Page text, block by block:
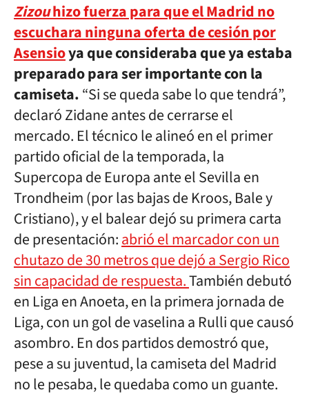
Zizouhizo fuerza para que el Madrid no
escuchara ninguna oferta de cesión por
Asensioya que consideraba que ya estaba
preparado para ser importante con la
camiseta.“Si se queda sabe lo que tendrá”,
declaró Zidane antes de cerrarse el
mercado. El técnico le alineó en el primer
partido oficial de la temporada, la
Supercopa de Europa ante el Sevilla en
Trondheim (por las bajas de Kroos, Bale y
Cristiano), y el balear dejó su primera carta
de presentación:abrió el marcador con un
chutazo de 30 metros que dejó a Sergio Rico
sin capacidad de respuesta.También debutó
en Liga en Anoeta, en la primera jornada de
Liga, con un gol de vaselina a Rulli que causó
asombro. En dos partidos demostró que,
pese a su juventud, la camiseta del Madrid
no le pesaba, le quedaba como un guante.